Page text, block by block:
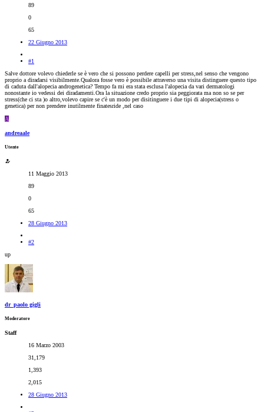
89
0
65
22 Giugno 2013
#1
Salve dottore volevo chiederle se è vero che si possono perdere capelli per stress,nel senso che vengono
proprio a diradarsi visibilmente.Qualora fosse vero è possibile attraverso una visita distinguere questo tipo
di caduta dall'alopecia androgenetica? Tempo fa mi era stata esclusa l'alopecia da vari dermatologi
nonostante io vedessi dei diradamenti.Ora la situazione credo proprio sia peggiorata ma non so se per
stress(che ci sta )o altro,volevo capire se c'è un modo per disitinguere i due tipi di alopecia(stress o
genetica) per non prendere inutilmente finatesride ,nel caso
A
andreaale
Utente
11 Maggio 2013
89
0
65
28 Giugno 2013
#2
up
dr_paolo gigli
Moderatore
Staff
16 Marzo 2003
31,179
1,393
2,015
28 Giugno 2013